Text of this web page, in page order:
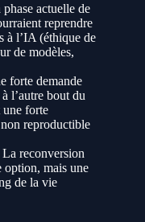
actuelle de
reprendre
à l’IA (éthique de
de modèles,
forte demande
l’autre bout du
une forte
reproductible
La reconversion
option, mais une
de la vie